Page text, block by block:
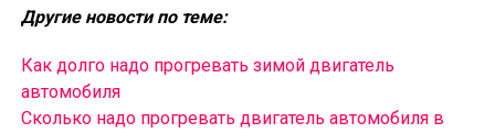
Другие новости по теме:
Как долго надо прогревать зимой двигатель
автомобиля
Сколько надо прогревать двигатель автомобиля в